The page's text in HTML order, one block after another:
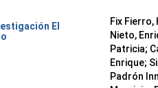
El
Fix
Nieto,
Patricia;
Enrique;
Padrón